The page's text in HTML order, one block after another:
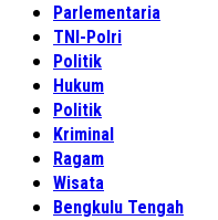
Parlementaria
TNI-Polri
Politik
Hukum
Politik
Kriminal
Ragam
Wisata
Bengkulu Tengah